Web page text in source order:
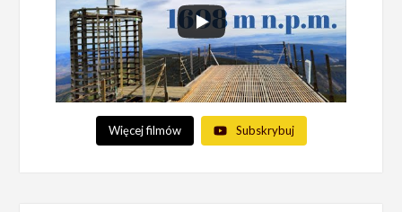
Więcej filmów Subskrybuj